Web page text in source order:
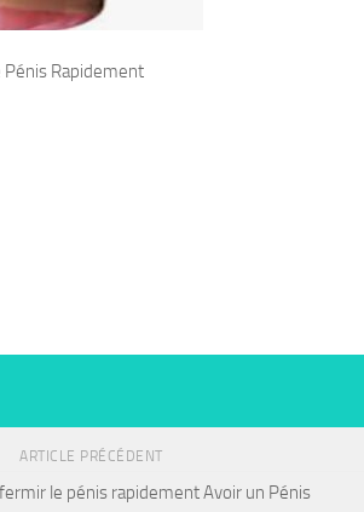
Rapidement
ARTICLE PRÉCÉDENT
le pénis rapidement Avoir un Pénis